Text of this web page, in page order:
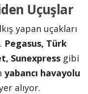
Uçuşlar
yapan uçakları
Pegasus, Türk
Sunexpress gibi
yabancı havayolu
alıyor.